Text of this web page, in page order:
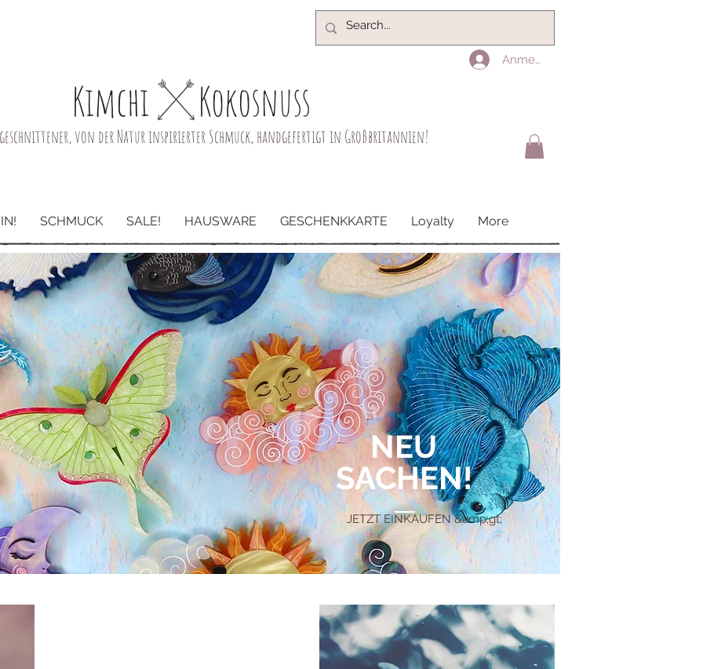
Anmelden
Kimchi​ Kokosnuss
von der Natur inspirierter Schmuck, handgefertigt in Großbritannien!
SCHMUCK SALE! HAUSWARE GESCHENKKARTE Loyalty More
NEU
SACHEN!
JETZT EINKAUFEN &amp;gt;